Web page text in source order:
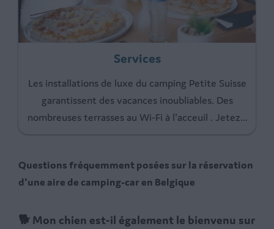
Services
Les installations de luxe du camping Petite Suisse
garantissent des vacances inoubliables. Des
nombreuses terrasses au Wi-Fi à l'acceuil . Jetez…
Questions fréquemment posées sur la réservation
d'une aire de camping-car en Belgique
🐕 Mon chien est-il également le bienvenu sur